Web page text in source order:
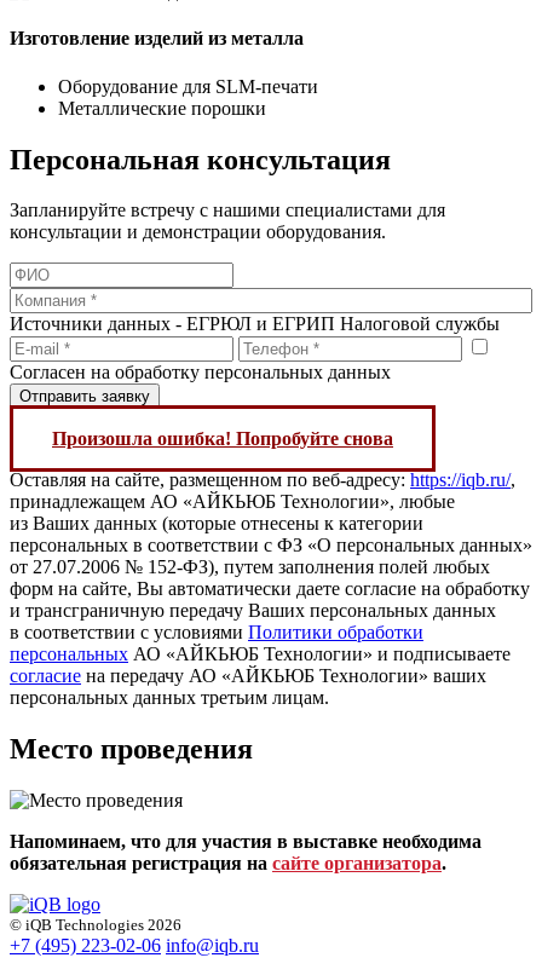
Изготовление изделий из металла
Оборудование для SLM‑печати
Металлические порошки
Персональная консультация
Запланируйте встречу с нашими специалистами для
консультации и демонстрации оборудования.
Источники данных - ЕГРЮЛ и ЕГРИП Налоговой службы
Согласен на обработку персональных данных
Произошла ошибка! Попробуйте снова
Оставляя на сайте, размещенном по веб-адресу: https://iqb.ru/,
принадлежащем АО «АЙКЬЮБ Технологии», любые
из Ваших данных (которые отнесены к категории
персональных в соответствии с ФЗ «О персональных данных»
от 27.07.2006 № 152-ФЗ), путем заполнения полей любых
форм на сайте, Вы автоматически даете согласие на обработку
и трансграничную передачу Ваших персональных данных
в соответствии с условиями Политики обработки
персональных АО «АЙКЬЮБ Технологии» и подписываете
согласие на передачу АО «АЙКЬЮБ Технологии» ваших
персональных данных третьим лицам.
Место проведения
Напоминаем, что для участия в выставке необходима
обязательная регистрация на сайте организатора.
© iQB Technologies 2026
+7 (495) 223-02-06 info@iqb.ru